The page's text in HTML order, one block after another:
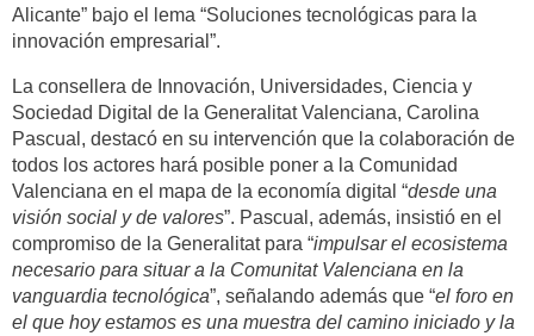
Alicante” bajo el lema “Soluciones tecnológicas para la
innovación empresarial”.
La consellera de Innovación, Universidades, Ciencia y
Sociedad Digital de la Generalitat Valenciana, Carolina
Pascual, destacó en su intervención que la colaboración de
todos los actores hará posible poner a la Comunidad
Valenciana en el mapa de la economía digital “desde una
visión social y de valores”. Pascual, además, insistió en el
compromiso de la Generalitat para “impulsar el ecosistema
necesario para situar a la Comunitat Valenciana en la
vanguardia tecnológica”, señalando además que “el foro en
el que hoy estamos es una muestra del camino iniciado y la